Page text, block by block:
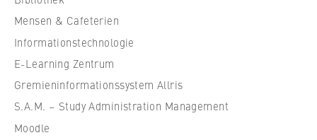
u
l
e
f
Mensen & Cafeterien
Informationstechnologie
E-Learning Zentrum
Gremieninformationssystem Allris
S.A.M. – Study Administration Management
Moodle